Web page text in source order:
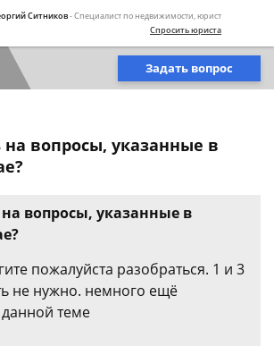
Ситников- Специалист по недвижимости, юрист
Спросить юриста
Задать вопрос
на вопросы, указанные в
вопросы, указанные в
пожалуйста разобраться. 1 и 3
не нужно. немного ещё
теме